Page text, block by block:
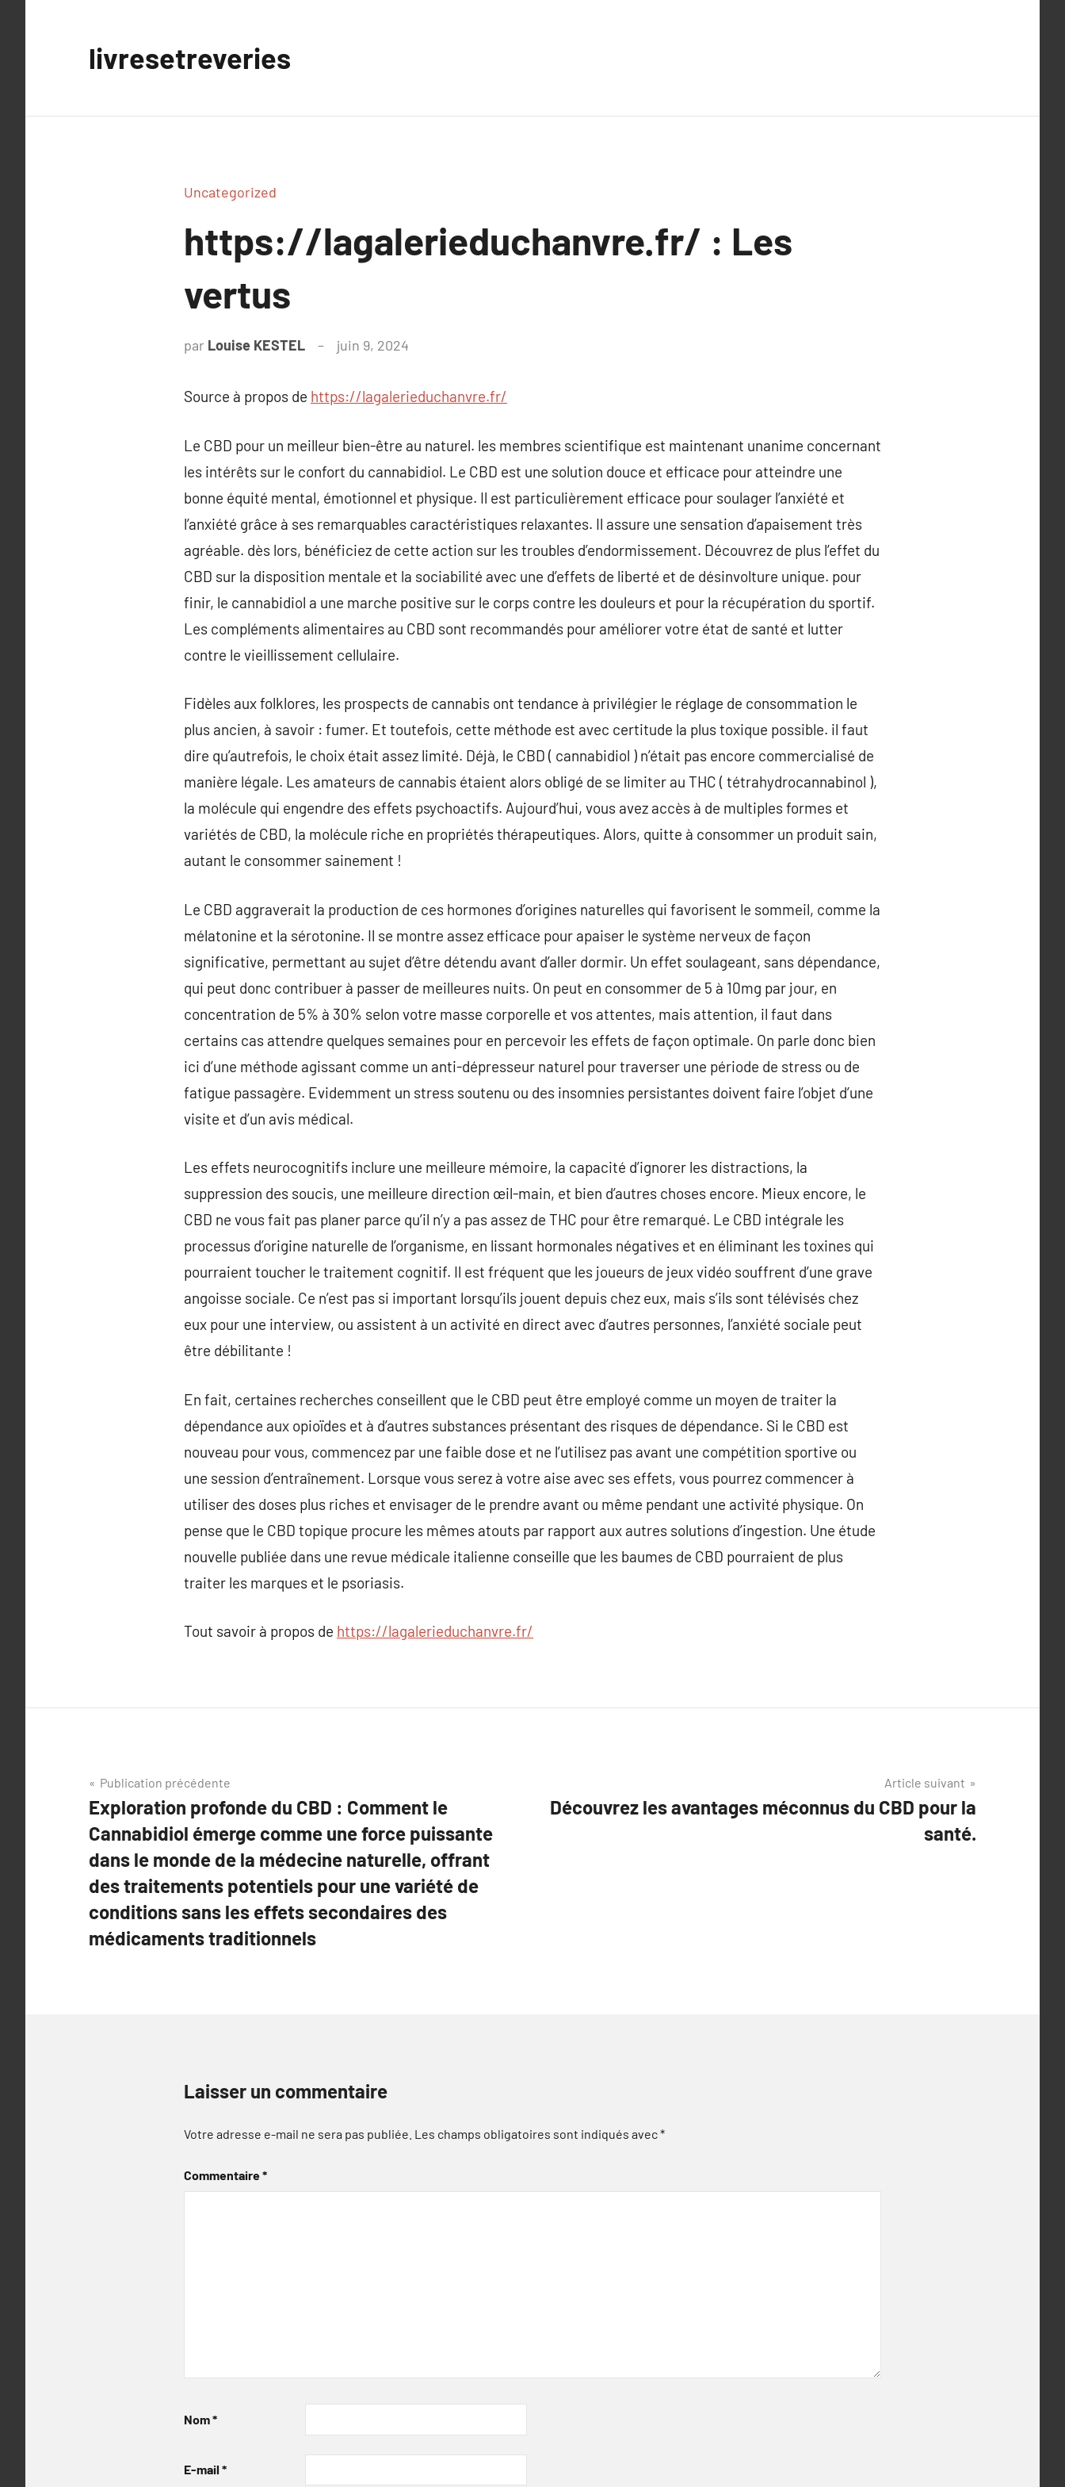
livresetreveries
Uncategorized
https://lagalerieduchanvre.fr/ : Les
vertus
par Louise KESTEL juin 9, 2024
Source à propos de https://lagalerieduchanvre.fr/
Le CBD pour un meilleur bien-être au naturel. les membres scientifique est maintenant unanime concernant
les intérêts sur le confort du cannabidiol. Le CBD est une solution douce et efficace pour atteindre une
bonne équité mental, émotionnel et physique. Il est particulièrement efficace pour soulager l’anxiété et
l’anxiété grâce à ses remarquables caractéristiques relaxantes. Il assure une sensation d’apaisement très
agréable. dès lors, bénéficiez de cette action sur les troubles d’endormissement. Découvrez de plus l’effet du
CBD sur la disposition mentale et la sociabilité avec une d’effets de liberté et de désinvolture unique. pour
finir, le cannabidiol a une marche positive sur le corps contre les douleurs et pour la récupération du sportif.
Les compléments alimentaires au CBD sont recommandés pour améliorer votre état de santé et lutter
contre le vieillissement cellulaire.
Fidèles aux folklores, les prospects de cannabis ont tendance à privilégier le réglage de consommation le
plus ancien, à savoir : fumer. Et toutefois, cette méthode est avec certitude la plus toxique possible. il faut
dire qu’autrefois, le choix était assez limité. Déjà, le CBD ( cannabidiol ) n’était pas encore commercialisé de
manière légale. Les amateurs de cannabis étaient alors obligé de se limiter au THC ( tétrahydrocannabinol ),
la molécule qui engendre des effets psychoactifs. Aujourd’hui, vous avez accès à de multiples formes et
variétés de CBD, la molécule riche en propriétés thérapeutiques. Alors, quitte à consommer un produit sain,
autant le consommer sainement !
Le CBD aggraverait la production de ces hormones d’origines naturelles qui favorisent le sommeil, comme la
mélatonine et la sérotonine. Il se montre assez efficace pour apaiser le système nerveux de façon
significative, permettant au sujet d’être détendu avant d’aller dormir. Un effet soulageant, sans dépendance,
qui peut donc contribuer à passer de meilleures nuits. On peut en consommer de 5 à 10mg par jour, en
concentration de 5% à 30% selon votre masse corporelle et vos attentes, mais attention, il faut dans
certains cas attendre quelques semaines pour en percevoir les effets de façon optimale. On parle donc bien
ici d’une méthode agissant comme un anti-dépresseur naturel pour traverser une période de stress ou de
fatigue passagère. Evidemment un stress soutenu ou des insomnies persistantes doivent faire l’objet d’une
visite et d’un avis médical.
Les effets neurocognitifs inclure une meilleure mémoire, la capacité d’ignorer les distractions, la
suppression des soucis, une meilleure direction œil-main, et bien d’autres choses encore. Mieux encore, le
CBD ne vous fait pas planer parce qu’il n’y a pas assez de THC pour être remarqué. Le CBD intégrale les
processus d’origine naturelle de l’organisme, en lissant hormonales négatives et en éliminant les toxines qui
pourraient toucher le traitement cognitif. Il est fréquent que les joueurs de jeux vidéo souffrent d’une grave
angoisse sociale. Ce n’est pas si important lorsqu’ils jouent depuis chez eux, mais s’ils sont télévisés chez
eux pour une interview, ou assistent à un activité en direct avec d’autres personnes, l’anxiété sociale peut
être débilitante !
En fait, certaines recherches conseillent que le CBD peut être employé comme un moyen de traiter la
dépendance aux opioïdes et à d’autres substances présentant des risques de dépendance. Si le CBD est
nouveau pour vous, commencez par une faible dose et ne l’utilisez pas avant une compétition sportive ou
une session d’entraînement. Lorsque vous serez à votre aise avec ses effets, vous pourrez commencer à
utiliser des doses plus riches et envisager de le prendre avant ou même pendant une activité physique. On
pense que le CBD topique procure les mêmes atouts par rapport aux autres solutions d’ingestion. Une étude
nouvelle publiée dans une revue médicale italienne conseille que les baumes de CBD pourraient de plus
traiter les marques et le psoriasis.
Tout savoir à propos de https://lagalerieduchanvre.fr/
Navigation
de
l’article
Publication précédente
Exploration profonde du CBD : Comment le
Cannabidiol émerge comme une force puissante
dans le monde de la médecine naturelle, offrant
des traitements potentiels pour une variété de
conditions sans les effets secondaires des
médicaments traditionnels
Article suivant
Découvrez les avantages méconnus du CBD pour la
santé.
Laisser un commentaire
Votre adresse e-mail ne sera pas publiée. Les champs obligatoires sont indiqués avec*
Commentaire*
Nom*
E-mail *